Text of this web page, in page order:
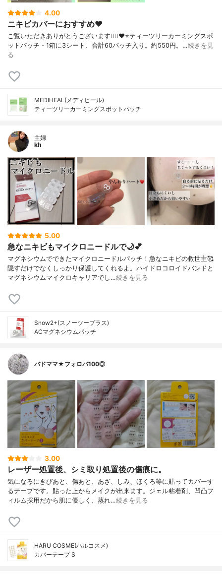
4.00
ニキビカバーにおすすめ❤
ご覧いただきありがとうございます🙇‍♀️❤⁡⁡⁡⁡⁡⁡⁡⁡⁡⭐ティーツリーカーミングスポ
ットパッチ⁡⁡⁡・1箱に3シート、合計60パッチ入り。⁡約550円。⁡⁡…続きを見
る
MEDIHEAL(メディヒール)
ティーツリーカーミングスポットパッチ
主婦
kh
5.00
急なニキビもマイクロニードルで🌙💕
マグネシウムでできたマイクロニードルパッチ！急なニキビの救世主🥰
隠すだけでなくしっかり保護してくれるよ。ハイドロコロイドバンドと
マグネシウムマイクロキャリアでし…続きを見る
Snow2+(スノーツープラス)
ACマグネシウムパッチ
バドママ★フォロバ100◎
3.00
レーザー処置後、シミ取り処置後の傷痕に。
気になるにきびあと、傷あと、あざ、しみ、ほくろ等に貼ってカバーす
るテープです。貼った上からメイクが出来ます。ジェル粘着剤、凹凸フ
ィルム採用だから肌に優しく、蒸れ…続きを見る
HARU COSME(ハルコスメ)
カバーテープ S